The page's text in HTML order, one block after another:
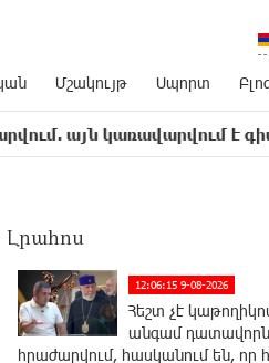
Մշակույթ Սպորտ
է գիտելիքով
Լրահոս
12:06:15 9-08-2026
Հեշտ չէ
անգամ
հրաժարվում, հասկանում են, որ